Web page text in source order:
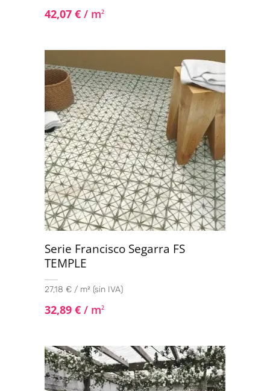
42,07 € / m2
Serie Francisco Segarra FS
TEMPLE
27,18 € / m² (sin IVA)
32,89 € / m2